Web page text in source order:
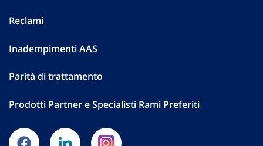
Reclami
Inadempimenti AAS
Parità di trattamento
Prodotti Partner e Specialisti Rami Preferiti